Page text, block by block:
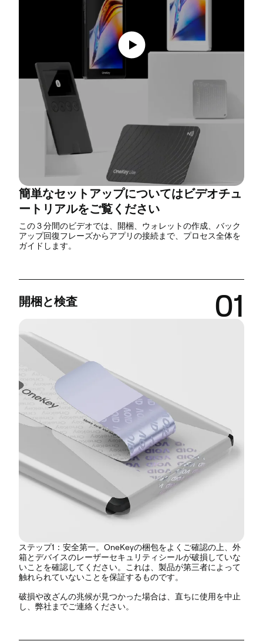
簡単なセットアップについてはビデオチュ
ートリアルをご覧ください
この 3 分間のビデオでは、開梱、ウォレットの作成、バック
アップ回復フレーズからアプリの接続まで、プロセス全体を
ガイドします。
開梱と検査 01
ステップ1：安全第一。OneKeyの梱包をよくご確認の上、外
箱とデバイスのレーザーセキュリティシールが破損していな
いことを確認してください。これは、製品が第三者によって
触れられていないことを保証するものです。
破損や改ざんの兆候が見つかった場合は、直ちに使用を中止
し、弊社までご連絡ください。